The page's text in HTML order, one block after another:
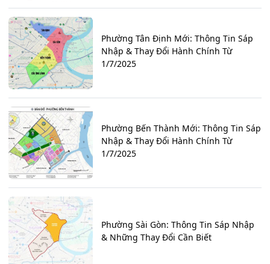
Phường Tân Định Mới: Thông Tin Sáp
Nhập & Thay Đổi Hành Chính Từ
1/7/2025
Phường Bến Thành Mới: Thông Tin Sáp
Nhập & Thay Đổi Hành Chính Từ
1/7/2025
Phường Sài Gòn: Thông Tin Sáp Nhập
& Những Thay Đổi Cần Biết